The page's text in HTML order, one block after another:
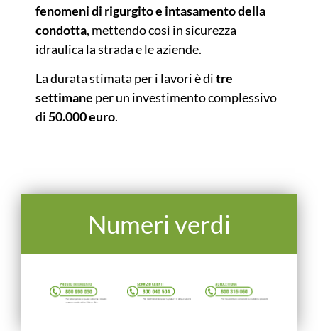
fenomeni di rigurgito e intasamento della
condotta, mettendo così in sicurezza
idraulica la strada e le aziende.
La durata stimata per i lavori è ditre
settimane per un investimento complessivo
di50.000 euro.
Numeri verdi